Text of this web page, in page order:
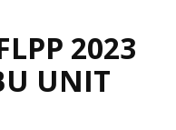
2023
UNIT